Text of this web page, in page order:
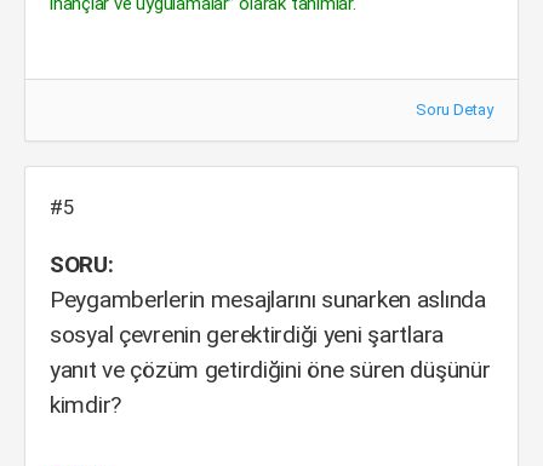
Soru Detay
#5
SORU:
Peygamberlerin mesajlarını sunarken aslında
sosyal çevrenin gerektirdiği yeni şartlara
yanıt ve çözüm getirdiğini öne süren düşünür
kimdir?